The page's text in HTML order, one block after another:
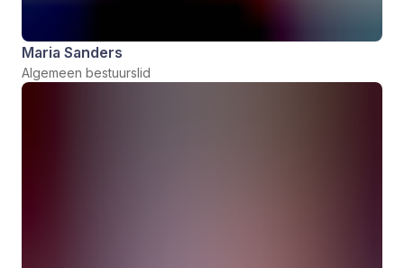
Maria Sanders
Algemeen bestuurslid